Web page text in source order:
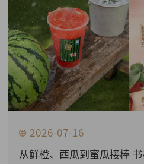
2026-07-16
从鲜橙、西瓜到蜜瓜接棒 书亦烧仙草把“大众水